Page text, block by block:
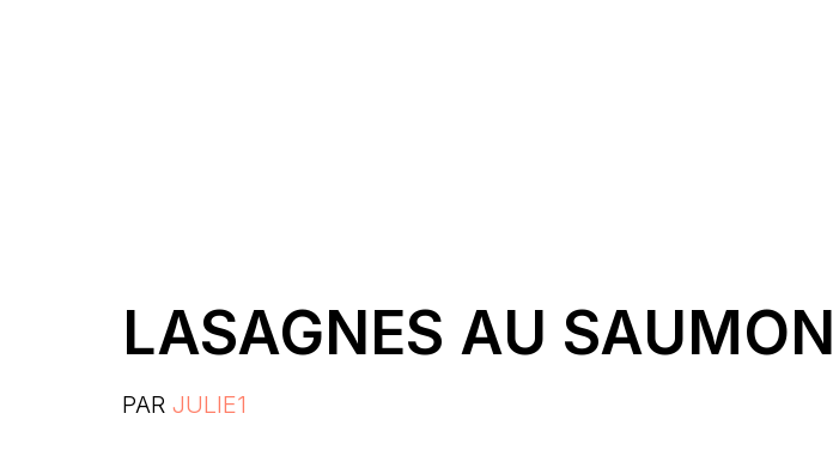
LASAGNES AU SAUMON
PAR JULIE1